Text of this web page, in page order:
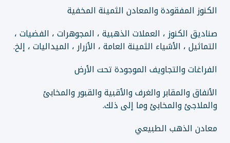
الكنوز المفقودة والمعادن الثمينة المخفية
صناديق الكنوز ، العملات الذهبية ، المجوهرات ، الفضيات ،
التماثيل ، الأشياء الثمينة العامة ، الأزرار ، الميداليات ، إلخ.
الفراغات والتجاويف الموجودة تحت الأرض
الأنفاق والمقابر والغرف والأقبية والقبور والمخابئ
والملاجئ والمخابئ وما إلى ذلك.
معادن الذهب الطبيعي